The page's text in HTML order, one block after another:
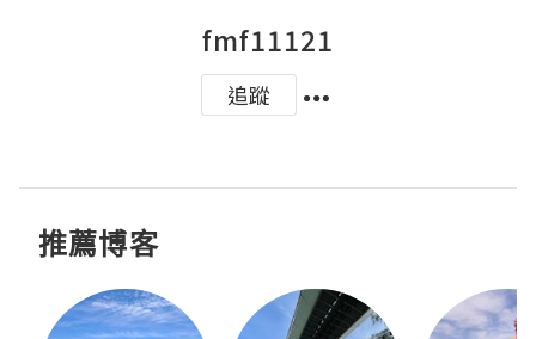
fmf11121
追蹤
推薦博客